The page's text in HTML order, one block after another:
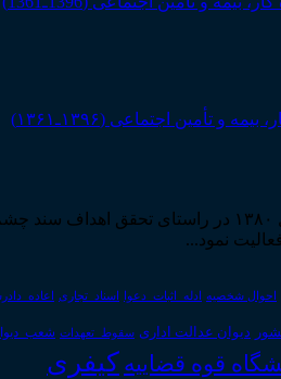
اجتماعی (۱۳۹۶ـ۱۳۶۱)
مرکز مطبوعات و انتشارات قوه قضاییه به استناد
احوال شخصیه ادله_اثبات_دعوا اسناد_تجاری
دیوان عدالت اداری سقوط_تعهدات
قوه قضاییه کیفری